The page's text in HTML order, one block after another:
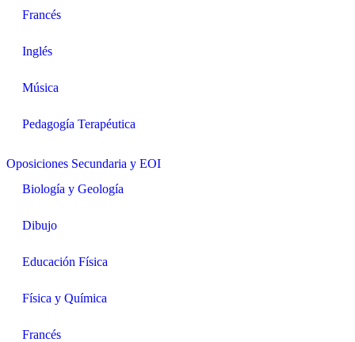
Francés
Inglés
Música
Pedagogía Terapéutica
Oposiciones Secundaria y EOI
Biología y Geología
Dibujo
Educación Física
Física y Química
Francés